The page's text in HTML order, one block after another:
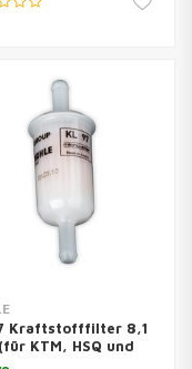
Kraftstofffilter 8,1
KTM, HSQ und